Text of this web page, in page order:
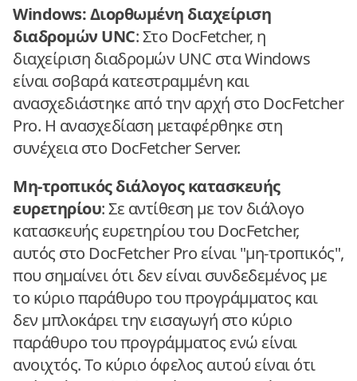
Windows: Διορθωμένη διαχείριση
διαδρομών UNC: Στο DocFetcher, η
διαχείριση διαδρομών UNC στα Windows
είναι σοβαρά κατεστραμμένη και
ανασχεδιάστηκε από την αρχή στο DocFetcher
Pro. Η ανασχεδίαση μεταφέρθηκε στη
συνέχεια στο DocFetcher Server.
Μη-τροπικός διάλογος κατασκευής
ευρετηρίου: Σε αντίθεση με τον διάλογο
κατασκευής ευρετηρίου του DocFetcher,
αυτός στο DocFetcher Pro είναι "μη-τροπικός",
που σημαίνει ότι δεν είναι συνδεδεμένος με
το κύριο παράθυρο του προγράμματος και
δεν μπλοκάρει την εισαγωγή στο κύριο
παράθυρο του προγράμματος ενώ είναι
ανοιχτός. Το κύριο όφελος αυτού είναι ότι